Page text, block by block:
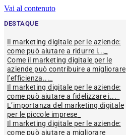
Vai al contenuto
DESTAQUE
Il marketing digitale per le aziende:
come può aiutare a ridurre i...
Come il marketing digitale per le
aziende può contribuire a migliorare
l’efficienza...
Il marketing digitale per le aziende:
come può aiutare a fidelizzare i...
L’importanza del marketing digitale
per le piccole imprese
Il marketing digitale per le aziende:
come può aiutare a migliorare